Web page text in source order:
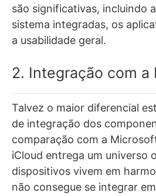
são significativas, incluindo
sistema integradas, os
a usabilidade geral.
2. Integração com a
Talvez o maior diferencial
de integração dos
comparação com a
iCloud entrega um universo
dispositivos vivem em
não consegue se integrar